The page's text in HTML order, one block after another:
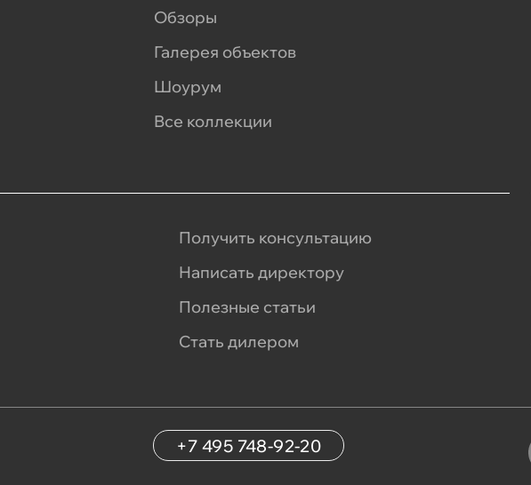
Обзоры
Галерея объектов
Шоурум
Все коллекции
Получить консультацию
Написать директору
Полезные статьи
Стать дилером
+7 495 748-92-20